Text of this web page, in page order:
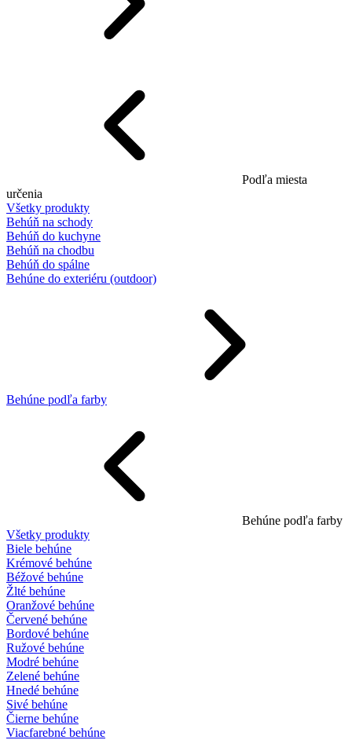
Podľa miesta
určenia
Všetky produkty
Behúň na schody
Behúň do kuchyne
Behúň na chodbu
Behúň do spálne
Behúne do exteriéru (outdoor)
Behúne podľa farby
Behúne podľa farby
Všetky produkty
Biele behúne
Krémové behúne
Béžové behúne
Žlté behúne
Oranžové behúne
Červené behúne
Bordové behúne
Ružové behúne
Modré behúne
Zelené behúne
Hnedé behúne
Sivé behúne
Čierne behúne
Viacfarebné behúne